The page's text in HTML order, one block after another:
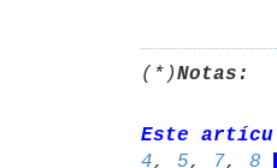
(*)Notas:
Este
4, 5, 7, 8